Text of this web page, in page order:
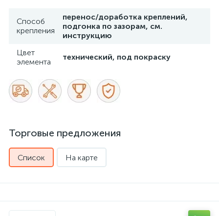
Способ
крепления
перенос/доработка креплений,
подгонка по зазорам, см.
инструкцию
Цвет
элемента
технический, под покраску
Торговые предложения
Список На карте